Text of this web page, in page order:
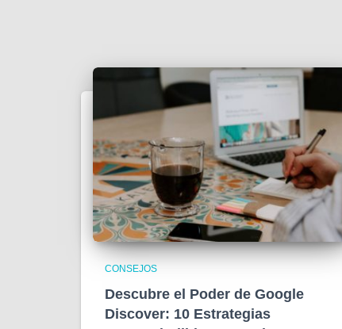
CONSEJOS
Descubre el Poder de Google
Discover: 10 Estrategias